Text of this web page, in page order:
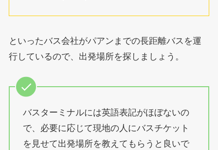
といったバス会社がパアンまでの長距離バスを運
行しているので、出発場所を探しましょう。
バスターミナルには英語表記がほぼないの
で、必要に応じて現地の人にバスチケット
を見せて出発場所を教えてもらうと良いで